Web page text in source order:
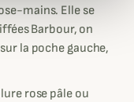
mains. Elle se
Barbour, on
la poche gauche,
rose pâle ou